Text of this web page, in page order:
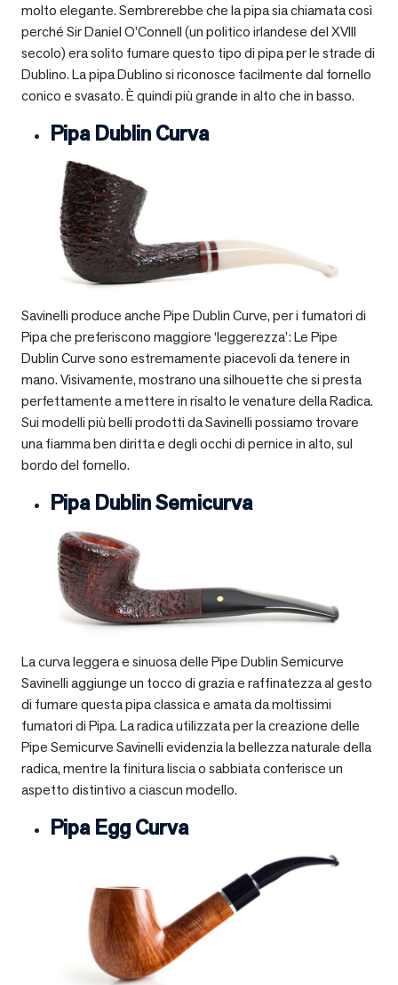
molto elegante. Sembrerebbe che la pipa sia chiamata così
perché Sir Daniel O’Connell (un politico irlandese del XVIII
secolo) era solito fumare questo tipo di pipa per le strade di
Dublino. La pipa Dublino si riconosce facilmente dal fornello
conico e svasato. È quindi più grande in alto che in basso.
Pipa Dublin Curva
Savinelli produce anche Pipe Dublin Curve, per i fumatori di
Pipa che preferiscono maggiore ‘leggerezza’: Le Pipe
Dublin Curve sono estremamente piacevoli da tenere in
mano. Visivamente, mostrano una silhouette che si presta
perfettamente a mettere in risalto le venature della Radica.
Sui modelli più belli prodotti da Savinelli possiamo trovare
una fiamma ben diritta e degli occhi di pernice in alto, sul
bordo del fornello.
Pipa Dublin Semicurva
La curva leggera e sinuosa delle Pipe Dublin Semicurve
Savinelli aggiunge un tocco di grazia e raffinatezza al gesto
di fumare questa pipa classica e amata da moltissimi
fumatori di Pipa. La radica utilizzata per la creazione delle
Pipe Semicurve Savinelli evidenzia la bellezza naturale della
radica, mentre la finitura liscia o sabbiata conferisce un
aspetto distintivo a ciascun modello.
Pipa Egg Curva